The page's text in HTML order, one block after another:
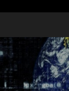
contenido